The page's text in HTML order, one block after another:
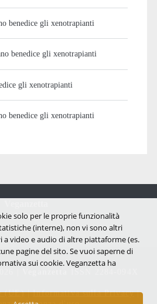
benedice gli xenotrapianti
benedice gli xenotrapianti
gli xenotrapianti
benedice gli xenotrapianti
vegan e antispecista
|
(UE)|Informativa sulla Privacy|
solo per le proprie funzionalità
(interne), non vi sono altri
a video e audio di altre piattaforme (es.
pagine del sito. Se vuoi saperne di
sui cookie. Veganzetta ha